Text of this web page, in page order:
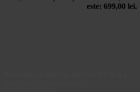
este: 699,00 lei.